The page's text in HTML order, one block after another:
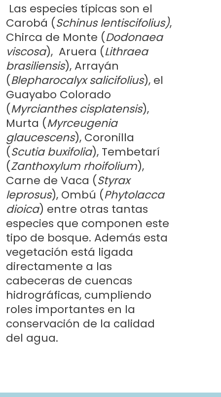
Las especies típicas son el
Carobá (Schinus lentiscifolius),
Chirca de Monte (Dodonaea
viscosa), Aruera (Lithraea
brasiliensis), Arrayán
(Blepharocalyx salicifolius), el
Guayabo Colorado
(Myrcianthes cisplatensis),
Murta (Myrceugenia
glaucescens), Coronilla
(Scutia buxifolia), Tembetarí
(Zanthoxylum rhoifolium),
Carne de Vaca (Styrax
leprosus), Ombú (Phytolacca
dioica) entre otras tantas
especies que componen este
tipo de bosque. Además esta
vegetación está ligada
directamente a las
cabeceras de cuencas
hidrográficas, cumpliendo
roles importantes en la
conservación de la calidad
del agua.